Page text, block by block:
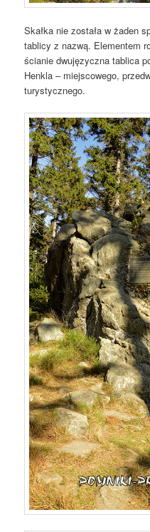
Skałka nie została w żaden
tablicy z nazwą. Elementem
ścianie dwujęzyczna tablica
Henkla – miejscowego,
turystycznego.